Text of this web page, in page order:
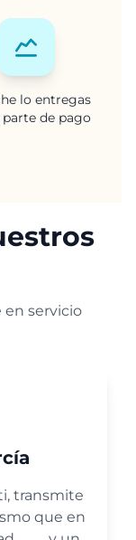
lo entregas
de pago
en servicio
transmite
que en